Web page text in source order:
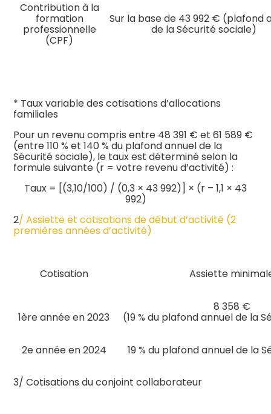
Contribution à la
formation
professionnelle
(CPF)
Sur la base de 43 992 € (plafond
de la Sécurité sociale)
* Taux variable des cotisations d’allocations
familiales
Pour un revenu compris entre 48 391 € et 61 589 €
(entre 110 % et 140 % du plafond annuel de la
Sécurité sociale), le taux est déterminé selon la
formule suivante (r = votre revenu d’activité) :
Taux = [(3,10/100) / (0,3 × 43 992)] × (r – 1,1 × 43
992)
2/ Assiette et cotisations de début d’activité (2
premières années d’activité)
Cotisation Assiette
1ère année en 2023
8 358 €
(19 % du plafond annuel de la
2e année en 2024 19 % du plafond annuel de la
3/ Cotisations du conjoint collaborateur